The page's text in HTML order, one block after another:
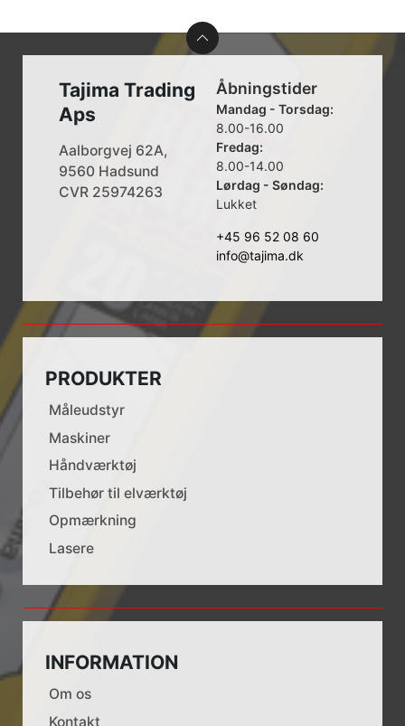
Tajima Trading
Aps
Aalborgvej 62A,
9560 Hadsund
CVR 25974263
Åbningstider
Mandag - Torsdag:
8.00-16.00
Fredag:
8.00-14.00
Lørdag - Søndag:
Lukket
+45 96 52 08 60
info@tajima.dk
PRODUKTER
Måleudstyr
Maskiner
Håndværktøj
Tilbehør til elværktøj
Opmærkning
Lasere
INFORMATION
Om os
Kontakt